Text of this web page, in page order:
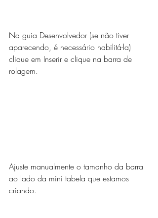
Na guia Desenvolvedor (se não tiver
aparecendo, é necessário habilitá-la)
clique em Inserir e clique na barra de
rolagem.
Ajuste manualmente o tamanho da barra
ao lado da mini tabela que estamos
criando.